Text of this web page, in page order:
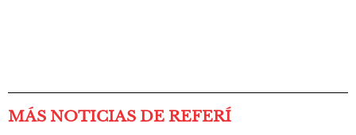
MÁS NOTICIAS DE REFERÍ